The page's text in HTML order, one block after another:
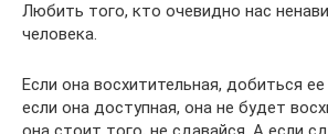
Любить того, кто очевидно нас
человека.
Если она восхитительная, добиться
если она доступная, она не будет